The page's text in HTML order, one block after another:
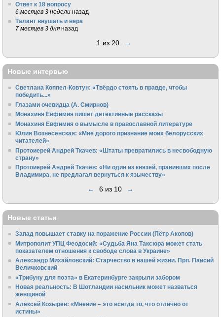
Ответ к 18 вопросу
6 месяцев 3 недели назад
Талант внушать и вера
7 месяцев 3 дня назад
1 из 20 →
Новые интервью
Светлана Коппел-Ковтун: «Твёрдо стоять в правде, чтобы
победить...»
Глазами очевидца (А. Смирнов)
Монахиня Евфимия пишет детективные рассказы
Монахиня Евфимия о вымысле в православной литературе
Юлия Вознесенская: «Мне дорого признание моих белорусских
читателей»
Протоиерей Андрей Ткачев: «Штаты превратились в несвободную
страну»
Протоиерей Андрей Ткачёв: «Ни один из князей, правивших после
Владимира, не предлагал вернуться к язычеству»
← 6 из 10 →
Новые статьи
Запад повышает ставку на поражение России (Пётр Акопов)
Митрополит УПЦ Феодосий: «Судьба Яна Таксюра может стать
показателем отношения к свободе слова в Украине»
Алек­сандр Михайловский: Старчество в нашей жизни. Прп. Паисий
Величковский
«Трибуну для поэта» в Екатеринбурге закрыли забором
Новая реальность: В Шотландии насильник может назваться
женщиной
Алексей Козырев: «Мнение – это всегда то, что отлично от
истины»